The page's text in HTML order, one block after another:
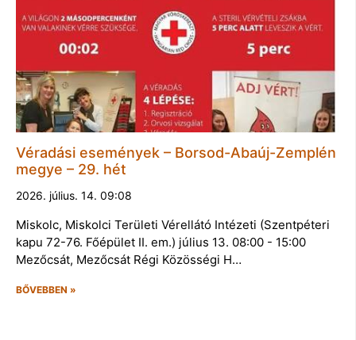
Véradási események – Borsod-Abaúj-Zemplén
megye – 29. hét
2026. július. 14. 09:08
Miskolc, Miskolci Területi Vérellátó Intézeti (Szentpéteri
kapu 72-76. Főépület II. em.) július 13. 08:00 - 15:00
Mezőcsát, Mezőcsát Régi Közösségi H…
BŐVEBBEN »